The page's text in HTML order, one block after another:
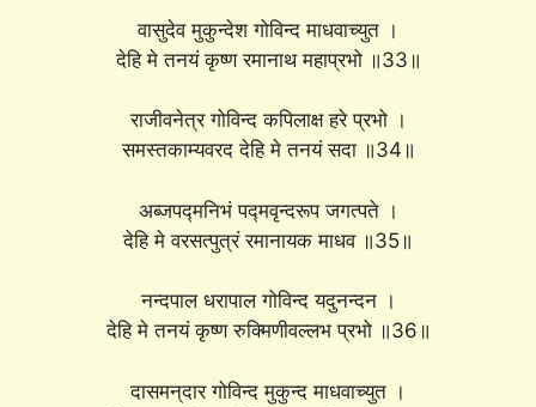
वासुदेव मुकुन्देश गोविन्द माधवाच्युत ।
देहि मे तनयं कृष्ण रमानाथ महाप्रभो ॥33॥
राजीवनेत्र गोविन्द कपिलाक्ष हरे प्रभो ।
समस्तकाम्यवरद देहि मे तनयं सदा ॥34॥
अब्जपद्मनिभं पद्मवृन्दरूप जगत्पते ।
देहि मे वरसत्पुत्रं रमानायक माधव ॥35॥
नन्दपाल धरापाल गोविन्द यदुनन्दन ।
देहि मे तनयं कृष्ण रुक्मिणीवल्लभ प्रभो ॥36॥
दासमन्दार गोविन्द मुकुन्द माधवाच्युत ।